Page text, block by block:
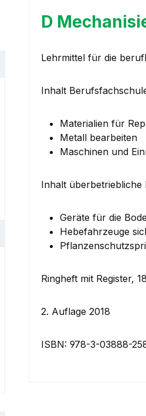
D
Lehrmittel für die
Inhalt
Materialien für
Metall bearbeiten
Maschinen und
Inhalt überbetriebliche
Geräte für die
Hebefahrzeuge
Ringheft mit Register,
2. Auflage 2018
ISBN: 978-3-03888-